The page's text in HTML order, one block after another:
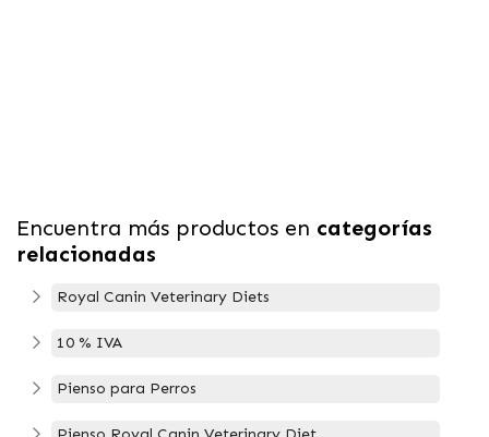
Encuentra más productos en categorías
relacionadas
Royal Canin Veterinary Diets
10 % IVA
Pienso para Perros